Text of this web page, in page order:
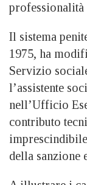
Il sistema
1975, ha
Servizio
l’assistente
nell’Ufficio
contributo
della sanzione